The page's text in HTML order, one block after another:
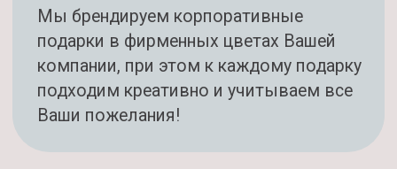
АНДРЕЙ
Букет очень понравился, очень
вкусный, очень аппетитно пахнет!
Все держится очень крепко, так что